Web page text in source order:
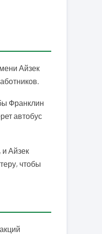
Айзек
Франклин
автобус
и Айзек
чтобы